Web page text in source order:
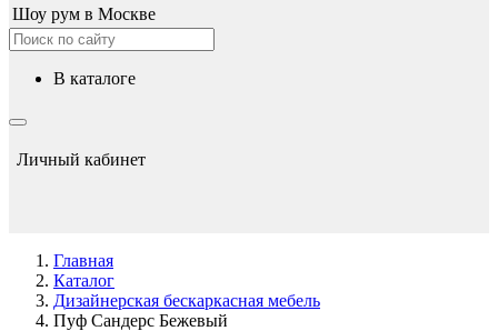
Шоу рум в Москве
в каталоге
Личный кабинет
Главная
Каталог
Дизайнерская бескаркасная мебель
Пуф Сандерс Бежевый